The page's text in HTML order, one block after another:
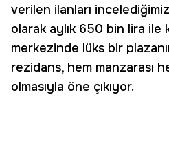
verilen ilanları
olarak aylık 650 bin lira ile
merkezinde lüks bir
rezidans, hem manzarası
olmasıyla öne çıkıyor.